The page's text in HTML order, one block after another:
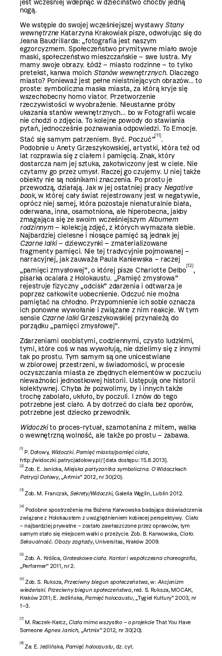
jest wcześniej wdepnąć w dzieciństwo choćby jedną
nogą.
We wstępie do swojej wcześniejszej wystawy Stany
wewnętrzne Katarzyna Krakowiak pisze, odwołując się do
Jeana Baudrillarda: „fotografia jest naszym
egzorcyzmem. Społeczeństwo prymitywne miało swoje
maski, społeczeństwo mieszczańskie – swe lustra. My
mamy swoje obrazy. Łódź – miasto rodzinne – to tylko
pretekst, kanwa moich Stanów wewnętrznych. Dlaczego
miasto? Ponieważ jest pełne nieistniejących obrazów… to
proste: symboliczna maska miasta, za którą kryje się
wszechobecny homo viator. Przetworzenie
rzeczywistości w wyobrażenie. Nieustanne próby
ukazania stanów wewnętrznych… bo w Fotografii wcale
nie chodzi o zdjęcia. To kolejne powody do stawiania
pytań, jednocześnie poznawania odpowiedzi. To Emocje.
Stać się samym patrzeniem. Być. Poczuć”
[11]
.
Podobnie u Anety Grzeszykowskiej, artystki, która też od
lat rozprawia się z ciałem i pamięcią. Znak, który
dostarcza nam jej sztuka, zakotwiczony jest w ciele. Nie
czytamy go przez umysł. Raczej go czujemy. U niej także
obiekty nie są nośnikami znaczenia. Po prostu je
przewodzą, działają. Jak w jej ostatniej pracy Negative
book, w której cały świat rejestrowany jest w negatywie,
oprócz niej samej, która pozostaje nienaturalnie biała,
oderwana, inna, osamotniona, ale hiperobecna, jakby
zmagająca się ze swoim wcześniejszym Albumem
rodzinnym– kolekcją zdjęć, z których wymazała siebie.
Najbardziej cielesne i niosące pamięć są jednak jej
Czarne lalki– dziewczynki – zmaterializowane
fragmenty pamięci. Nie tej tradycyjnie pojmowanej –
narracyjnej, jak zauważa Paula Kaniewska – raczej
„pamięci zmysłowej”, o której pisze Charlotte Delbo
[12]
,
pisarka ocalała z Holokaustu. „Pamięć zmysłowa”
rejestruje fizyczny „odcisk” zdarzenia i odtwarza je
poprzez całkowite uobecnienie. Odczuć nie można
pamiętać na chłodno. Przypomnienie ich sobie oznacza
ich ponowne wywołanie i związane z nim reakcje. W tym
sensie Czarne lalkiGrzeszykowskiej przynależą do
porządku „pamięci zmysłowej”.
Zdarzeniami osobistymi, codziennymi, czysto ludzkimi,
tymi, które coś w nas wywołują, nie dzielimy się z innymi
tak po prostu. Tym samym są one unicestwiane
w zbiorowej przestrzeni, w świadomości, w procesie
oczyszczania miasta ze zbędnych elementów w poczuciu
nieważności jednostkowej historii. Ustępują one historii
kolektywnej. Chyba że pozwolimy, by i innych także
trochę zabolało, ukłuło, by poczuli. I znów do tego
potrzebne jest ciało. A by dotrzeć do ciała bez oporów,
potrzebne jest dziecko przewodnik.
Widoczkito proces-rytuał, szamotanina z mitem, walka
o wewnętrzną wolność, ale także po prostu – zabawa.
[1]
P. Dołowy, Widoczki. Pamięć miasta/pamięć ciała,
http://widoczki.patrycjadolowy.pl/ [data dostępu: 15.8.2013].
[2]
Zob. E. Janicka, Miejska partyzantka symboliczna. OWidoczkach
Patrycji Dołowy, „Artmix” 2012, nr 30(20).
[3]
Zob. M. Franczak, Sekrety/Widoczki, Galeria Węglin, Lublin 2012.
[4]
Podobne spostrzeżenia ma Bożena Karwowska badająca doświadczenia
związane z Holokaustem z uwzględnieniem kobiecej perspektywy. Ciało
– najbardziej prywatne – zostało zawłaszczone przez oprawców, tym
samym stało się miejscem walki o przeżycie. Zob. B. Karwowska, Ciało.
Seksualność. Obozy zagłady, Universitas, Kraków 2009.
[5]
Zob. A. Królica, Groteskowe ciała. Kantor i współczesna choreografia,
„Performer” 2011, nr 2.
[6]
Zob. S. Ruksza, Przeciwny biegun społeczeństwa, w: Akcjonizm
wiedeński. Przeciwny biegun społeczeństwa, red. S. Ruksza, MOCAK,
Kraków 2011; E. Jedlińska, Pamięć holocaustu,„Tygiel Kultury” 2003, nr
1–3.
[7]
M. Raczek-Karcz, Ciała mimo wszystko – o projekcie That You Have
Someone Agnes Janich, „Artmix” 2012, nr 30(20).
[8]
Za: E. Jedlińska, Pamięć holocaustu, dz. cyt.